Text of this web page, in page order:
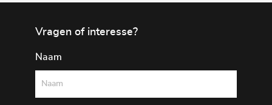
Vragen of interesse?
Naam